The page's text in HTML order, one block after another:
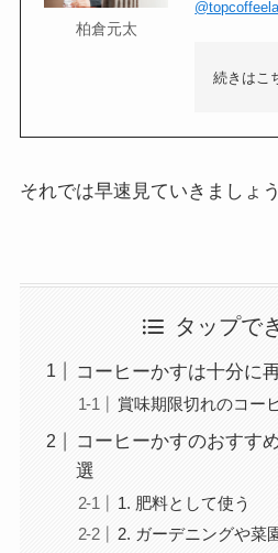
柏倉元太
続きはこ
それでは早速見ていきましょう
タップで
コーヒーかすは十分に
賞味期限切れのコー
コーヒーかすのおすす
選
1. 肥料として使う
2. ガーデニングや菜